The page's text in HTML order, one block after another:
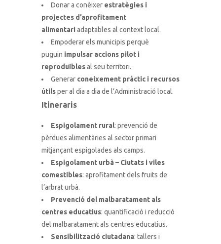
Donar a conèixer estratègies i
projectes d’aprofitament
alimentari adaptables al context local.
Empoderar els municipis perquè
puguin impulsar accions pilot i
reproduïblesal seu territori.
Generar coneixement pràctic i recursos
útilsper al dia a dia de l’Administració local.
Itineraris
Espigolament rural: prevenció de
pèrdues alimentàries al sector primari
mitjançant espigolades als camps.
Espigolament urbà – Ciutats i viles
comestibles: aprofitament dels fruits de
l’arbrat urbà.
Prevenció del malbaratament als
centres educatius: quantificació i reducció
del malbaratament als centres educatius.
Sensibilització ciutadana: tallers i